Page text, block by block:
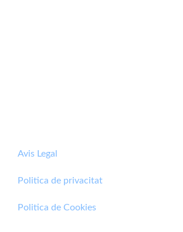
Avis Legal
Politica de privacitat
Politica de Cookies